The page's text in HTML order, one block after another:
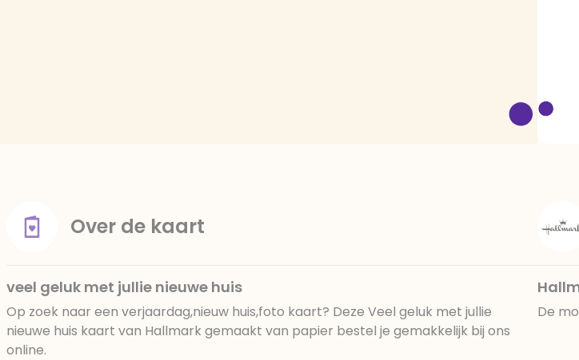
Over de kaart
veel geluk met jullie nieuwe huis
Op zoek naar een verjaardag,nieuw huis,foto kaart? Deze Veel geluk met jullie
nieuwe huis kaart van Hallmark gemaakt van papier bestel je gemakkelijk bij ons
online.
De